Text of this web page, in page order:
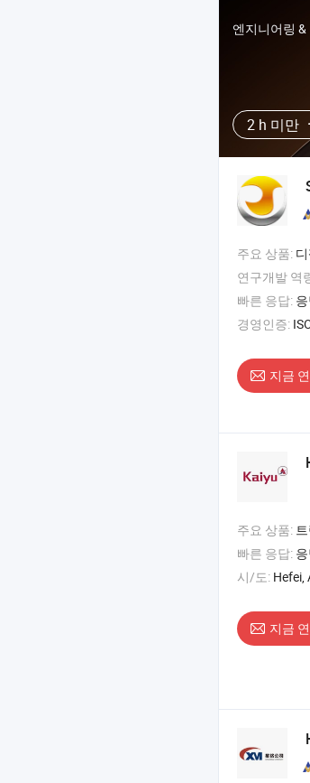
엔지니어링
2 h 미만
주요 상품: 디
연구개발 역
빠른 응답:
경영인증:
지금
주요 상품:
빠른 응답:
시/도: Hefei,
지금